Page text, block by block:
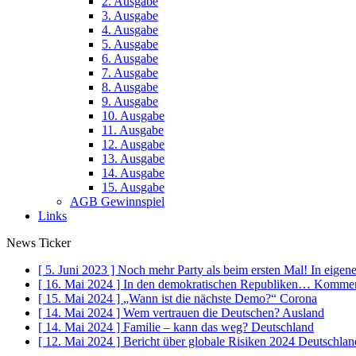
3. Ausgabe
4. Ausgabe
5. Ausgabe
6. Ausgabe
7. Ausgabe
8. Ausgabe
9. Ausgabe
10. Ausgabe
11. Ausgabe
12. Ausgabe
13. Ausgabe
14. Ausgabe
15. Ausgabe
AGB Gewinnspiel
Links
News Ticker
[ 5. Juni 2023 ] Noch mehr Party als beim ersten Mal! In
[ 16. Mai 2024 ] In den demokratischen Republiken…
[ 15. Mai 2024 ] „Wann ist die nächste Demo?“ Corona
[ 14. Mai 2024 ] Wem vertrauen die Deutschen? Ausland
[ 14. Mai 2024 ] Familie – kann das weg? Deutschland
[ 12. Mai 2024 ] Bericht über globale Risiken 2024